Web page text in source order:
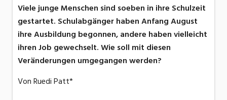
Viele junge Menschen sind soeben in ihre Schulzeit
gestartet. Schulabgänger haben Anfang August
ihre Ausbildung begonnen, andere haben vielleicht
ihren Job gewechselt. Wie soll mit diesen
Veränderungen umgegangen werden?
Von Ruedi Patt*